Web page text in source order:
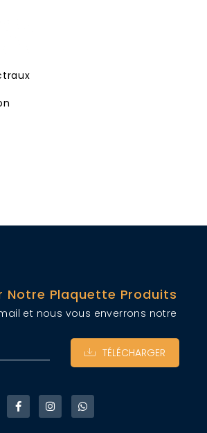
Notre Plaquette Produits
et nous vous enverrons notre
TÉLÉCHARGER